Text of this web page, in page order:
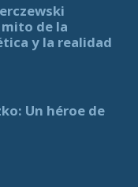
de la
y la realidad
Un héroe de